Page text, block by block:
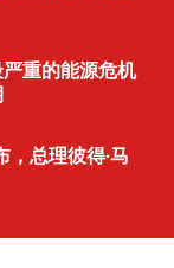
重的能源危机
总理彼得·马